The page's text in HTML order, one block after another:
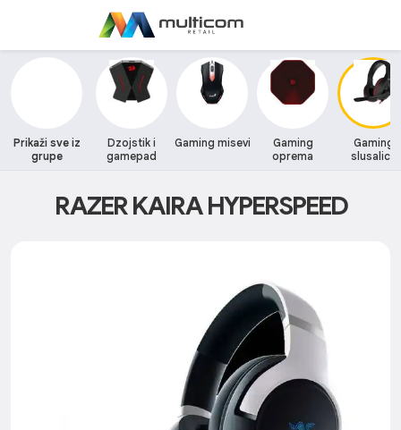
Prikaži sve iz
grupe
Dzojstik i
gamepad
Gaming misevi
Gaming
oprema
Gaming
slusalice
RAZER KAIRA HYPERSPEED